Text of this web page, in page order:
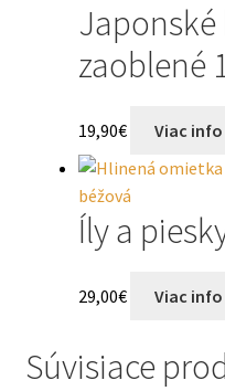
zaoblené
19,90€ Viac info
Íly a
29,00€ Viac info
Súvisiace